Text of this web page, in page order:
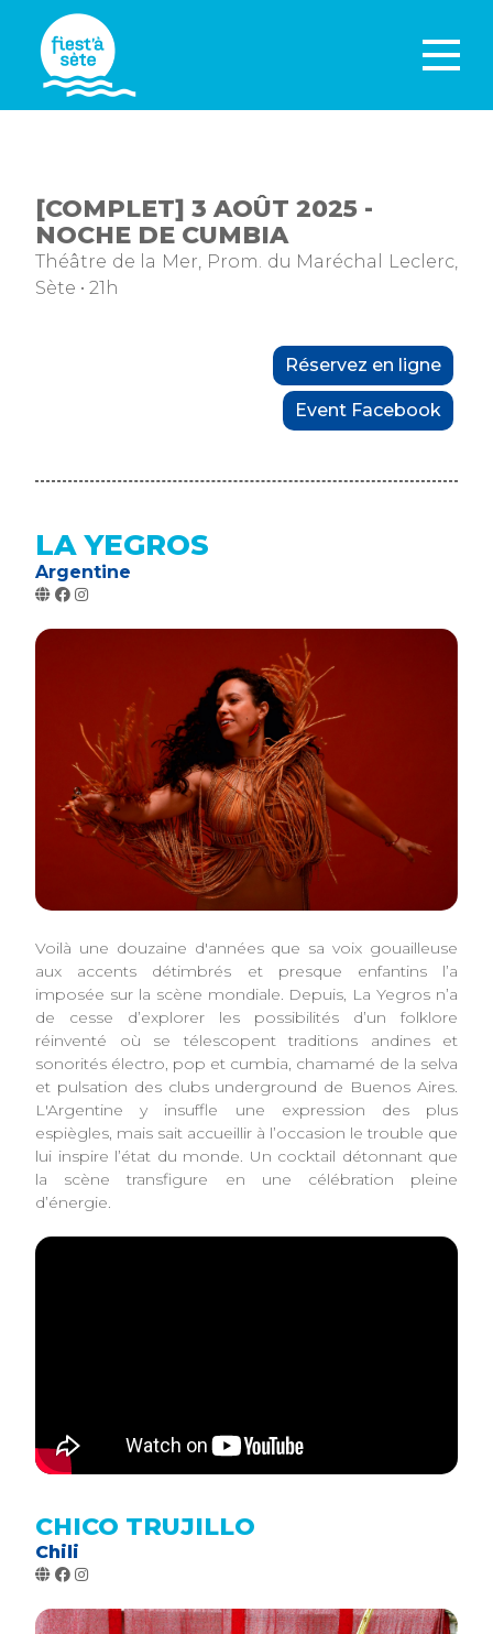
[COMPLET] 3 AOÛT 2025 -
NOCHE DE CUMBIA
Théâtre de la Mer, Prom. du Maréchal Leclerc,
Sète • 21h
Réservez en ligne
Event Facebook
LA YEGROS
Argentine
Voilà une douzaine d'années que sa voix gouailleuse
aux accents détimbrés et presque enfantins l’a
imposée sur la scène mondiale. Depuis, La Yegros n’a
de cesse d’explorer les possibilités d’un folklore
réinventé où se télescopent traditions andines et
sonorités électro, pop et cumbia, chamamé de la selva
et pulsation des clubs underground de Buenos Aires.
L'Argentine y insuffle une expression des plus
espiègles, mais sait accueillir à l’occasion le trouble que
lui inspire l’état du monde. Un cocktail détonnant que
la scène transfigure en une célébration pleine
d’énergie.
CHICO TRUJILLO
Chili